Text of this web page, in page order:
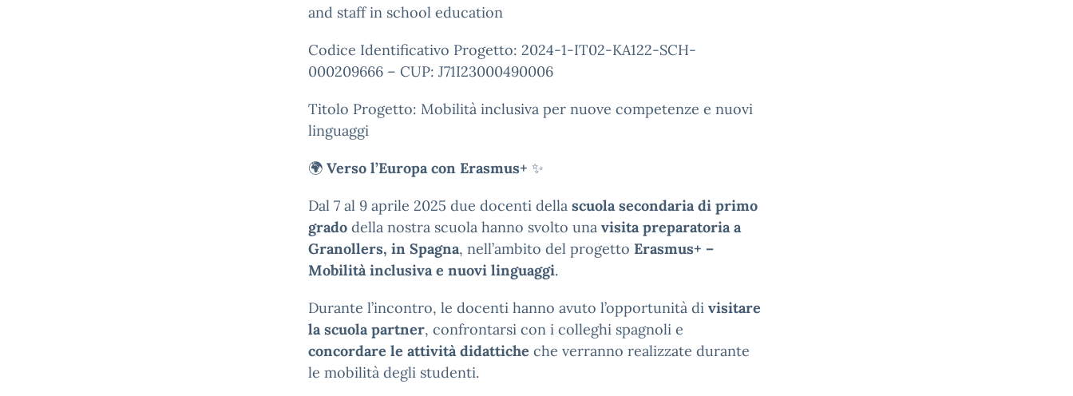
and staff in school education
Codice Identificativo Progetto: 2024-1-IT02-KA122-SCH-
000209666 – CUP: J71I23000490006
Titolo Progetto: Mobilità inclusiva per nuove competenze e nuovi
linguaggi
🌍 Verso l’Europa con Erasmus+ ✨
Dal 7 al 9 aprile 2025 due docenti della scuola secondaria di primo
grado della nostra scuola hanno svolto una visita preparatoria a
Granollers, in Spagna, nell’ambito del progetto Erasmus+ –
Mobilità inclusiva e nuovi linguaggi.
Durante l’incontro, le docenti hanno avuto l’opportunità di visitare
la scuola partner, confrontarsi con i colleghi spagnoli e
concordare le attività didattiche che verranno realizzate durante
le mobilità degli studenti.